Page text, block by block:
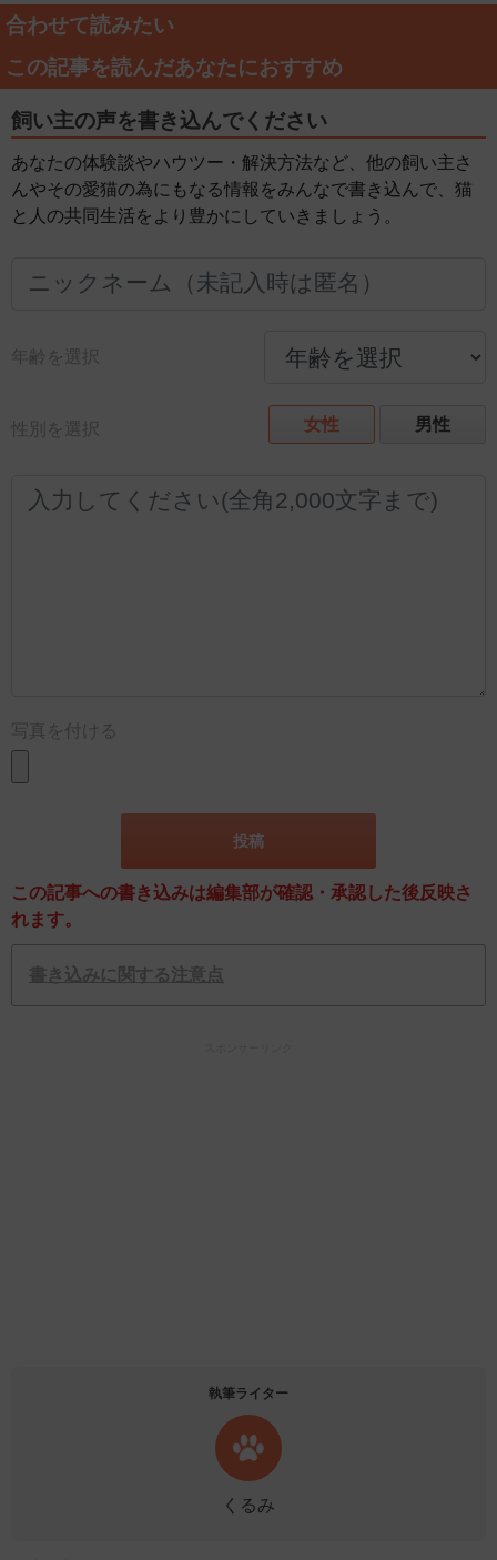
合わせて読みたい
この記事を読んだあなたにおすすめ
飼い主の声を書き込んでください
あなたの体験談やハウツー・解決方法など、他の飼い主さ
んやその愛猫の為にもなる情報をみんなで書き込んで、猫
と人の共同生活をより豊かにしていきましょう。
年齢を選択
性別を選択 女性 男性
写真を付ける
この記事への書き込みは編集部が確認・承認した後反映さ
れます。
書き込みに関する注意点
執筆ライター
くるみ